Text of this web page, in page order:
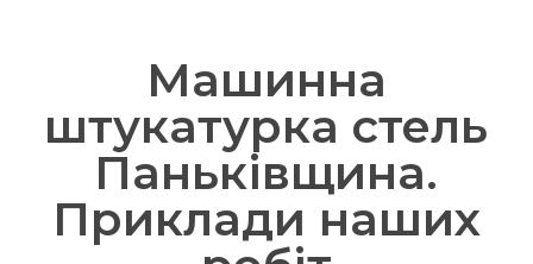
Машинна
штукатурка стель
Паньківщина.
Приклади наших